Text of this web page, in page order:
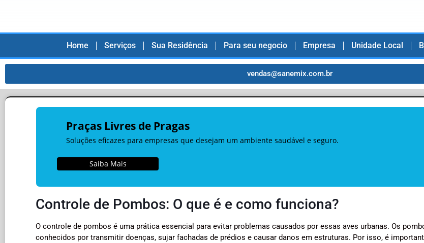
Home Serviços Sua Residência Para seu negocio Empresa Unidade Local
vendas@sanemix.com.br
Praças Livres de Pragas
Soluções eficazes para empresas que desejam um ambiente saudável e seguro.
Saiba Mais
Controle de Pombos: O que é e como funciona?
O controle de pombos é uma prática essencial para evitar problemas causados por essas aves urbanas. Os
conhecidos por transmitir doenças, sujar fachadas de prédios e causar danos em estruturas. Por isso, é